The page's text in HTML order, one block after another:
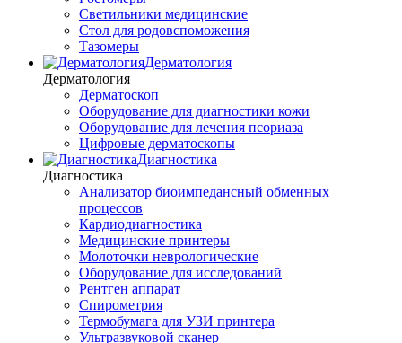
Светильники медицинские
Стол для родовспоможения
Тазомеры
Дерматология
Дерматология
Дерматоскоп
Оборудование для диагностики кожи
Оборудование для лечения псориаза
Цифровые дерматоскопы
Диагностика
Диагностика
Анализатор биоимпедансный обменных
процессов
Кардиодиагностика
Медицинские принтеры
Молоточки неврологические
Оборудование для исследований
Рентген аппарат
Спирометрия
Термобумага для УЗИ принтера
Ультразвуковой сканер